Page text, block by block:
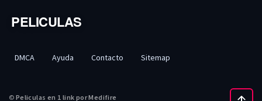
PELICULAS
© Peliculas en 1 link por Medifire
DMCA Ayuda Contacto Sitemap